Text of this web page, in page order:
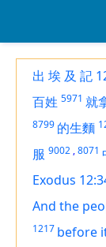
出 埃 及 記
百姓 5971 就
8799 的生麵
服 9002 ,8071
Exodus
And the
1217 before